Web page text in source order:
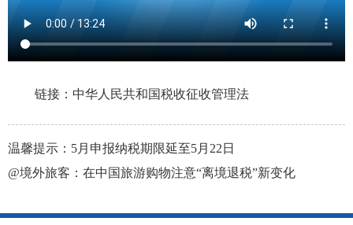
链接： 中华人民共和国税收征收管理法
温馨提示：5月申报纳税期限延至5月22日
@境外旅客：在中国旅游购物注意“离境退税”新变化